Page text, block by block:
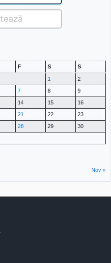
F S S
1
2
7 8
9
14 15
16
21 22
23
28 29
30
Nov »